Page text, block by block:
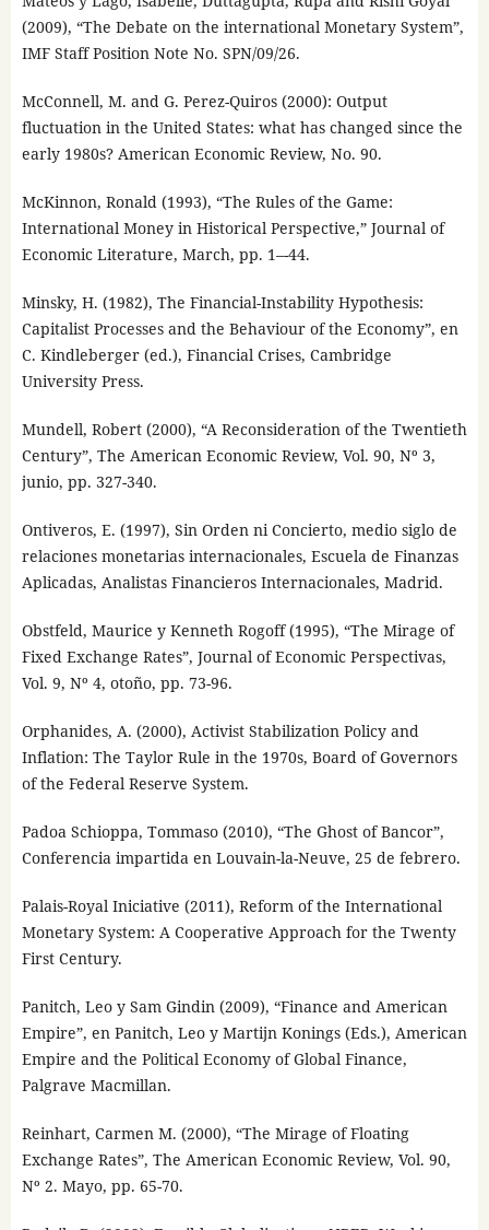
(2009), “The Debate on the international Monetary System”,
IMF Staff Position Note No. SPN/09/26.
McConnell, M. and G. Perez-Quiros (2000): Output
fluctuation in the United States: what has changed since the
early 1980s? American Economic Review, No. 90.
McKinnon, Ronald (1993), “The Rules of the Game:
International Money in Historical Perspective,” Journal of
Economic Literature, March, pp. 1–-44.
Minsky, H. (1982), The Financial-Instability Hypothesis:
Capitalist Processes and the Behaviour of the Economy”, en
C. Kindleberger (ed.), Financial Crises, Cambridge
University Press.
Mundell, Robert (2000), “A Reconsideration of the Twentieth
Century”, The American Economic Review, Vol. 90, Nº 3,
junio, pp. 327-340.
Ontiveros, E. (1997), Sin Orden ni Concierto, medio siglo de
relaciones monetarias internacionales, Escuela de Finanzas
Aplicadas, Analistas Financieros Internacionales, Madrid.
Obstfeld, Maurice y Kenneth Rogoff (1995), “The Mirage of
Fixed Exchange Rates”, Journal of Economic Perspectivas,
Vol. 9, Nº 4, otoño, pp. 73-96.
Orphanides, A. (2000), Activist Stabilization Policy and
Inflation: The Taylor Rule in the 1970s, Board of Governors
of the Federal Reserve System.
Padoa Schioppa, Tommaso (2010), “The Ghost of Bancor”,
Conferencia impartida en Louvain-la-Neuve, 25 de febrero.
Palais-Royal Iniciative (2011), Reform of the International
Monetary System: A Cooperative Approach for the Twenty
First Century.
Panitch, Leo y Sam Gindin (2009), “Finance and American
Empire”, en Panitch, Leo y Martijn Konings (Eds.), American
Empire and the Political Economy of Global Finance,
Palgrave Macmillan.
Reinhart, Carmen M. (2000), “The Mirage of Floating
Exchange Rates”, The American Economic Review, Vol. 90,
Nº 2. Mayo, pp. 65-70.